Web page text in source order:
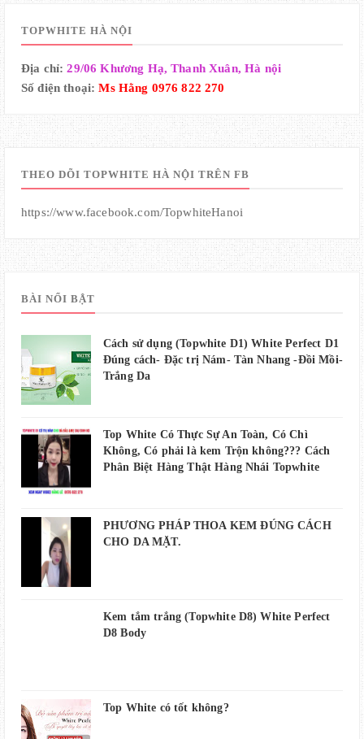
TOPWHITE HÀ NỘI
Địa chỉ:29/06 Khương Hạ, Thanh Xuân, Hà nội
Số điện thoại:Ms Hằng 0976 822 270
THEO DÕI TOPWHITE HÀ NỘI TRÊN FB
https://www.facebook.com/TopwhiteHanoi
BÀI NỔI BẬT
Cách sử dụng (Topwhite D1) White Perfect D1
Đúng cách- Đặc trị Nám- Tàn Nhang -Đồi Mồi-
Trắng Da
Top White Có Thực Sự An Toàn, Có Chì
Không, Có phải là kem Trộn không??? Cách
Phân Biệt Hàng Thật Hàng Nhái Topwhite
PHƯƠNG PHÁP THOA KEM ĐÚNG CÁCH
CHO DA MẶT.
Kem tắm trắng (Topwhite D8) White Perfect
D8 Body
Top White có tốt không?